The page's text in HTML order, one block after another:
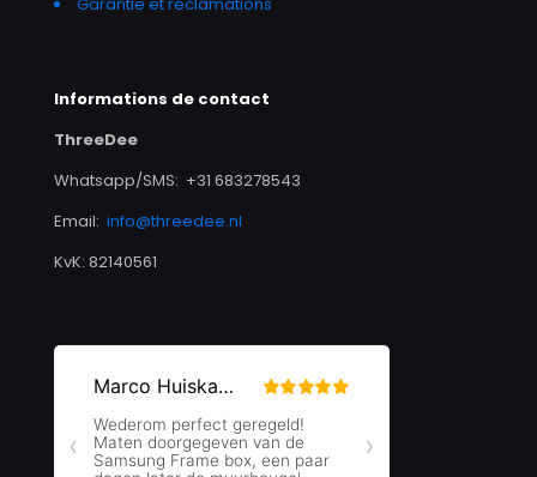
Informations de contact
ThreeDee
Whatsapp/SMS: +31 683278543
Email: info@threedee.nl
KvK: 82140561